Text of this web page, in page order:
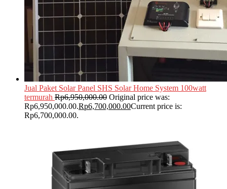
Jual Paket Solar Panel SHS Solar Home System 100watt
termurah Rp6,950,000.00 Original price was:
Rp6,950,000.00.Rp6,700,000.00Current price is:
Rp6,700,000.00.